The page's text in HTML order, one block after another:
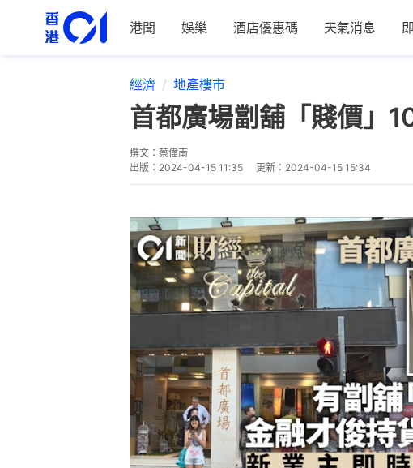
港聞 娛樂 酒店優惠碼 天氣消息
經濟 地產樓市
首都廣場劏舖「賤價
撰文： 蔡偉南
出版： 2024-04-15 11:35 更新： 2024-04-15 15:34